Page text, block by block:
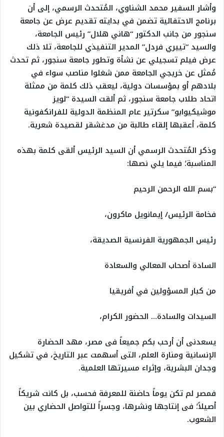
وأشار السفير محمد الشناوي، المُتحدث الرسمي، إلى أن
برنامج الاحتفالية تضمن في بدايته تقديم عرض عن جامعة
سنجور من جانب الدكتور “هاني هلال” رئيس الجامعة،
والسيد “تييري فردل” المدير التنفيذي للجامعة، تلا ذلك
عرض فيلم تسجيلي عن نشأة وتطور جامعة سنجور، ثم تحدث
مُمثل عن خريجي الجامعة ممن شغلوا مناصب سواء في
بلادهم أو بمؤسسات دولية، ليعقب ذلك كلمة من ممثلة
اتحاد طلاب جامعة سنجور، ثم ألقت السيدة “لويز
موشيكيوابو” سكرتير عام المنظمة الدولية للفرانكفونية
كلمة، أعقبها إلقاء طالبة من مدغشقر لقصيدة شعرية.
وذكر المُتحدث الرسمي أن السيد الرئيس ألقى كلمة بهذه
المناسبة؛ فيما يلي نصها:
“بسم الله الرحمن الرحيم
فخامة الرئيس/ إيمانويل ماكرون،
رئيس الجمهورية الفرنسية الصديقة،
‏السادة أصحاب المعالي والسعادة
‏من كبار المسؤولين في أفريقيا
السيدات والسادة… الحضور الكرام،
يسعدنى أن أرحب بكم جميعاً فى مصر، مهد الحضارة
الإنسانية ومنارة العلم، التى أسهمت عبر التاريخ، في تشكيل
وجدان البشرية، وإثراء مسيرتها العلمية.
فمصر لم تكن يوماً حاضنة للمعرفة فحسب، بل كانت شريكاً
أصيلاً؛ فى إنتاجها ونشرها، وجسراً للتواصل الحضاري بين
الشعوب.